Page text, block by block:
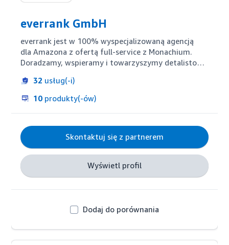
everrank GmbH
everrank jest w 100% wyspecjalizowaną agencją
dla Amazona z ofertą full-service z Monachium.
Doradzamy, wspieramy i towarzyszymy detalistom,
świata - strategicznie i operacyjnie. Skorzystaj z
naszego holistycznego podejścia i wieloletniego
doświadczenia!
32 usług(-i)
10 produkty(-ów)
Skontaktuj się z partnerem
Wyświetl profil
Dodaj do porównania